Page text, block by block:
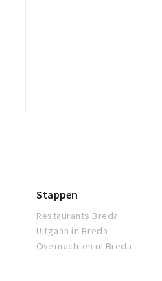
Stappen
Restaurants Breda
Uitgaan in Breda
Overnachten in Breda